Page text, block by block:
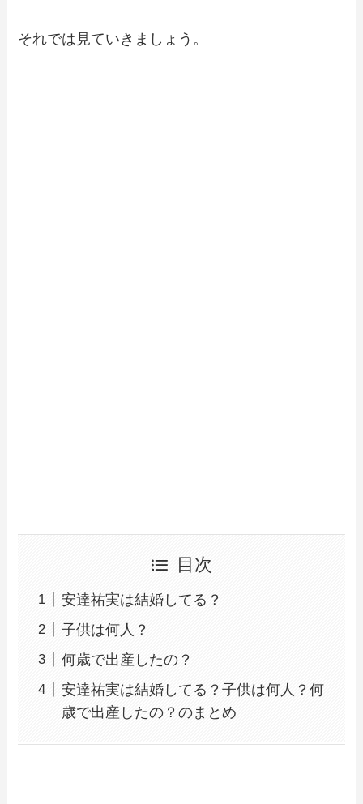
それでは見ていきましょう。
目次
安達祐実は結婚してる？
子供は何人？
何歳で出産したの？
安達祐実は結婚してる？子供は何人？何
歳で出産したの？のまとめ